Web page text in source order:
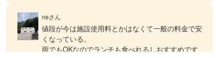
neさん
値段が今は施設使用料とかはなくて一般の料金で安
くなっている。
雨でもOKなのでランチも食べれるしおすすめです